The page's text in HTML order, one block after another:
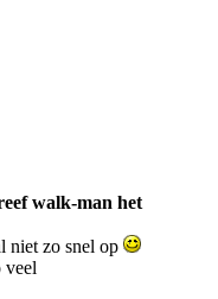
walk-man het
niet zo snel op
veel